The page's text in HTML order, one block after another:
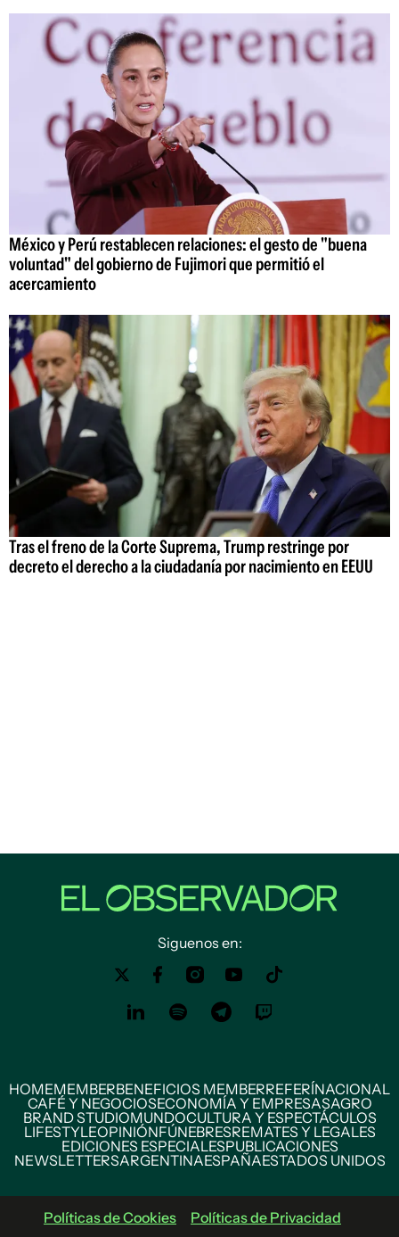
México y Perú restablecen relaciones: el gesto de "buena
voluntad" del gobierno de Fujimori que permitió el
acercamiento
Tras el freno de la Corte Suprema, Trump restringe por
decreto el derecho a la ciudadanía por nacimiento en EEUU
Siguenos en:
HOMEMEMBERBENEFICIOS MEMBERREFERÍNACIONAL
CAFÉ Y NEGOCIOSECONOMÍA Y EMPRESASAGRO
BRAND STUDIOMUNDOCULTURA Y ESPECTÁCULOS
LIFESTYLEOPINIÓNFÚNEBRESREMATES Y LEGALES
EDICIONES ESPECIALESPUBLICACIONES
NEWSLETTERSARGENTINAESPAÑAESTADOS UNIDOS
Políticas de Cookies Políticas de Privacidad